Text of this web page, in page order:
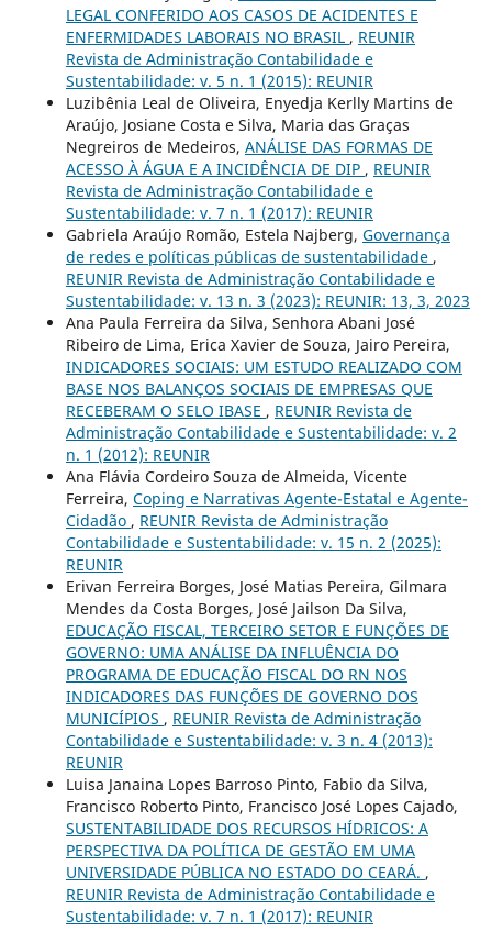
LEGAL CONFERIDO AOS CASOS DE ACIDENTES E
ENFERMIDADES LABORAIS NO BRASIL , REUNIR
Revista de Administração Contabilidade e
Sustentabilidade: v. 5 n. 1 (2015): REUNIR
Luzibênia Leal de Oliveira, Enyedja Kerlly Martins de
Araújo, Josiane Costa e Silva, Maria das Graças
Negreiros de Medeiros, ANÁLISE DAS FORMAS DE
ACESSO À ÁGUA E A INCIDÊNCIA DE DIP , REUNIR
Revista de Administração Contabilidade e
Sustentabilidade: v. 7 n. 1 (2017): REUNIR
Gabriela Araújo Romão, Estela Najberg, Governança
de redes e políticas públicas de sustentabilidade ,
REUNIR Revista de Administração Contabilidade e
Sustentabilidade: v. 13 n. 3 (2023): REUNIR: 13, 3, 2023
Ana Paula Ferreira da Silva, Senhora Abani José
Ribeiro de Lima, Erica Xavier de Souza, Jairo Pereira,
INDICADORES SOCIAIS: UM ESTUDO REALIZADO COM
BASE NOS BALANÇOS SOCIAIS DE EMPRESAS QUE
RECEBERAM O SELO IBASE , REUNIR Revista de
Administração Contabilidade e Sustentabilidade: v. 2
n. 1 (2012): REUNIR
Ana Flávia Cordeiro Souza de Almeida, Vicente
Ferreira, Coping e Narrativas Agente-Estatal e Agente-
Cidadão , REUNIR Revista de Administração
Contabilidade e Sustentabilidade: v. 15 n. 2 (2025):
REUNIR
Erivan Ferreira Borges, José Matias Pereira, Gilmara
Mendes da Costa Borges, José Jailson Da Silva,
EDUCAÇÃO FISCAL, TERCEIRO SETOR E FUNÇÕES DE
GOVERNO: UMA ANÁLISE DA INFLUÊNCIA DO
PROGRAMA DE EDUCAÇÃO FISCAL DO RN NOS
INDICADORES DAS FUNÇÕES DE GOVERNO DOS
MUNICÍPIOS , REUNIR Revista de Administração
Contabilidade e Sustentabilidade: v. 3 n. 4 (2013):
REUNIR
Luisa Janaina Lopes Barroso Pinto, Fabio da Silva,
Francisco Roberto Pinto, Francisco José Lopes Cajado,
SUSTENTABILIDADE DOS RECURSOS HÍDRICOS: A
PERSPECTIVA DA POLÍTICA DE GESTÃO EM UMA
UNIVERSIDADE PÚBLICA NO ESTADO DO CEARÁ. ,
REUNIR Revista de Administração Contabilidade e
Sustentabilidade: v. 7 n. 1 (2017): REUNIR